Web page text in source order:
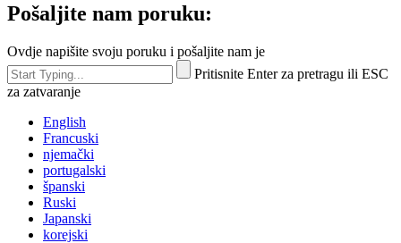
Pošaljite nam poruku:
Ovdje napišite svoju poruku i pošaljite nam je
Pritisnite Enter za pretragu ili ESC
za zatvaranje
English
Francuski
njemački
portugalski
španski
Ruski
Japanski
korejski